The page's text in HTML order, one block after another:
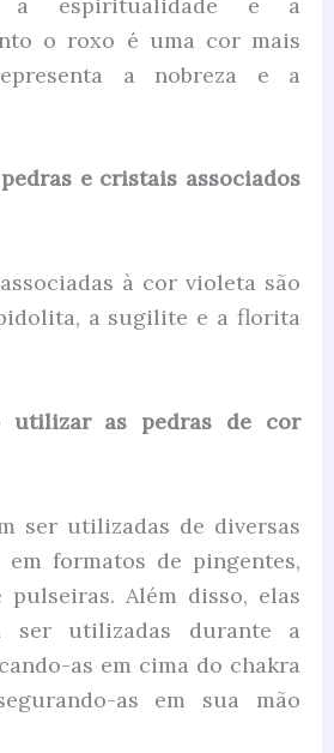
o roxo é uma cor mais
a nobreza e a
e cristais associados
à cor violeta são
a sugilite e a florita
utilizar as pedras de cor
ser utilizadas de diversas
em formatos de pingentes,
pulseiras. Além disso, elas
ser utilizadas durante a
as em cima do chakra
as em sua mão